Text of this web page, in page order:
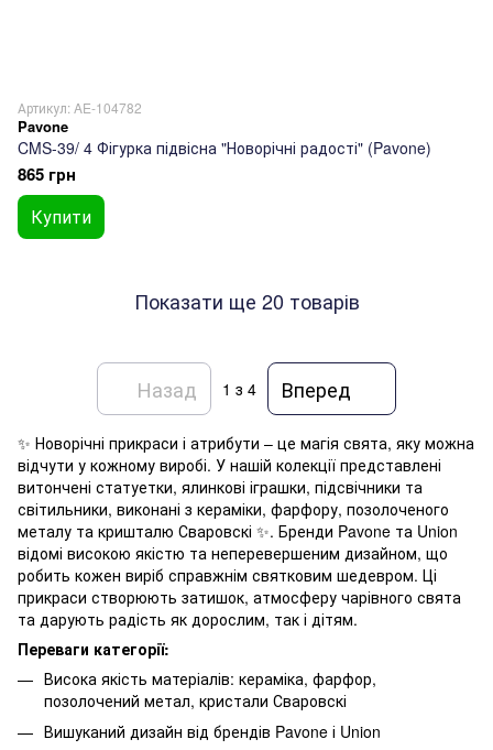
Артикул: AE-104782
Pavone
CMS-39/ 4 Фігурка підвісна "Новорічні радості" (Pavone)
865 грн
Купити
Показати ще 20 товарів
Назад 1 з 4 Вперед
✨ Новорічні прикраси і атрибути – це магія свята, яку можна
відчути у кожному виробі. У нашій колекції представлені
витончені статуетки, ялинкові іграшки, підсвічники та
світильники, виконані з кераміки, фарфору, позолоченого
металу та кришталю Сваровскі ✨. Бренди Pavone та Union
відомі високою якістю та неперевершеним дизайном, що
робить кожен виріб справжнім святковим шедевром. Ці
прикраси створюють затишок, атмосферу чарівного свята
та дарують радість як дорослим, так і дітям.
Переваги категорії:
Висока якість матеріалів: кераміка, фарфор,
позолочений метал, кристали Сваровскі
Вишуканий дизайн від брендів Pavone і Union